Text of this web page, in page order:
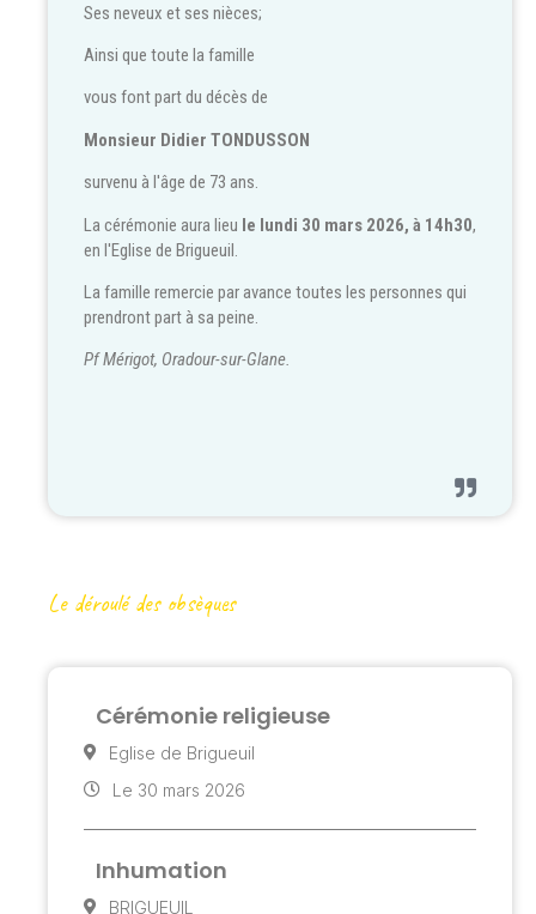
Ses neveux et ses nièces;
Ainsi que toute la famille
vous font part du décès de
Monsieur Didier TONDUSSON
survenu à l'âge de 73 ans.
La cérémonie aura lieu le lundi 30 mars 2026, à 14h30,
en l'Eglise de Brigueuil.
La famille remercie par avance toutes les personnes qui
prendront part à sa peine.
Pf Mérigot, Oradour-sur-Glane.
Le déroulé des obsèques
Cérémonie religieuse
Eglise de Brigueuil
Le 30 mars 2026
Inhumation
BRIGUEUIL